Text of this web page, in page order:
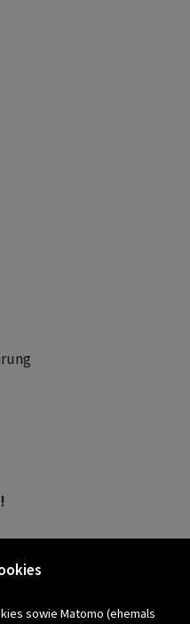
sowie Matomo (ehemals